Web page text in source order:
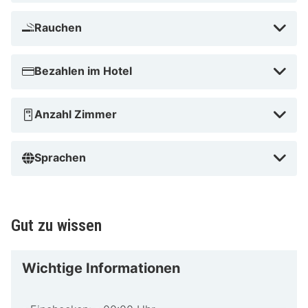
Rauchen
Bezahlen im Hotel
Anzahl Zimmer
Sprachen
Gut zu wissen
Wichtige Informationen